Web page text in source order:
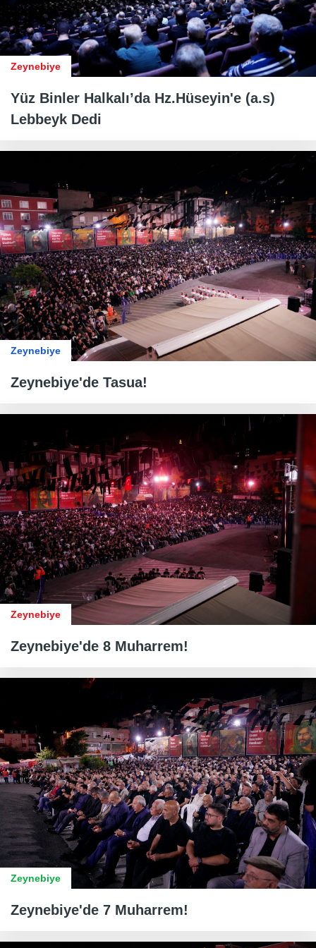
Zeynebiye
Yüz Binler Halkalı’da Hz.Hüseyin'e (a.s)
Lebbeyk Dedi
Zeynebiye
Zeynebiye'de Tasua!
Zeynebiye
Zeynebiye'de 8 Muharrem!
Zeynebiye
Zeynebiye'de 7 Muharrem!